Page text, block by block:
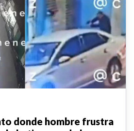
donde hombre frustra